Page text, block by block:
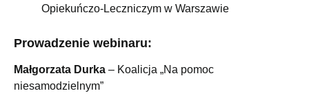
Opiekuńczo-Leczniczym w Warszawie
Prowadzenie webinaru:
Małgorzata Durka – Koalicja „Na pomoc
niesamodzielnym”